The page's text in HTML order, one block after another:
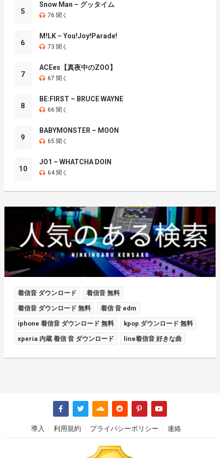
5
Snow Man – グッタイム
76 聞く
6
M!LK – You!Joy!Parade!
73 聞く
7
ACEes【真夜中のZOO】
67 聞く
8
BE:FIRST – BRUCE WAYNE
66 聞く
9
BABYMONSTER – MOON
65 聞く
10
JO1 – WHATCHA DOIN
64 聞く
着信音 ダウンロード 着信音 無料
着信音 ダウンロード 無料 着信 音 edm
iphone 着信音 ダウンロード 無料 kpop ダウンロード 無料
xperia 内蔵 着信 音 ダウンロード line着信音 好きな曲
導入 利用規約 プライバシーポリシー 連絡